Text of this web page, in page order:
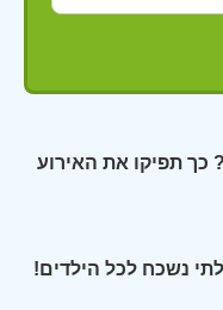
כך תפיקו את האירוע
נשכח לכל הילדים!